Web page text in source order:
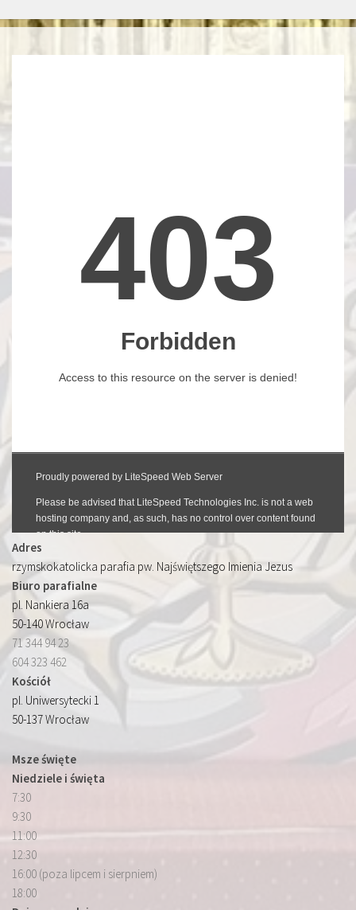
Adres
rzymskokatolicka parafia pw. Najświętszego Imienia Jezus
Biuro parafialne
pl. Nankiera 16a
50-140 Wrocław
71 344 94 23
604 323 462
Kościół
pl. Uniwersytecki 1
50-137 Wrocław
Msze święte
Niedziele i święta
7:30
9:30
11:00
12:30
16:00 (poza lipcem i sierpniem)
18:00